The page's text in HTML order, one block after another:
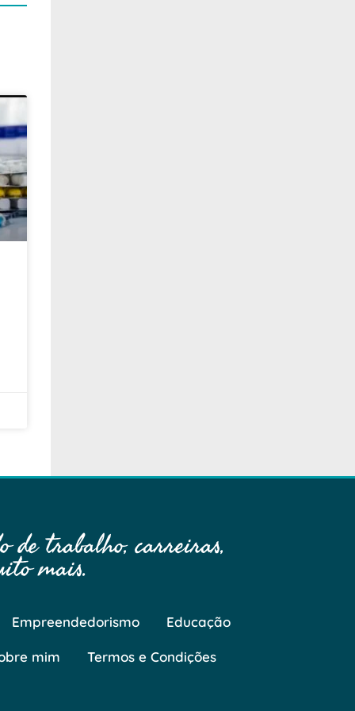
de trabalho, carreiras,
mais.
Empreendedorismo Educação
mim Termos e Condições